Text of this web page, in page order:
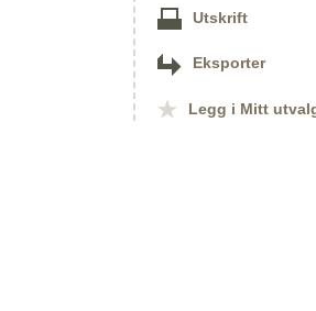
Utskrift
Eksporter
Legg i Mitt